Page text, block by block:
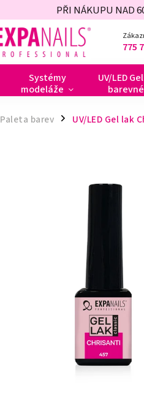
PŘI NÁKUPU NAD
775
Systémy
modeláže
UV/LED
barevné
Paleta barev / UV/LED Gel lak